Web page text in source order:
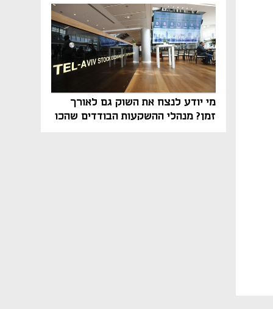
מי יודע לנצח את השוק גם לאורך
זמן? מנהלי ההשקעות הבודדים שהכו